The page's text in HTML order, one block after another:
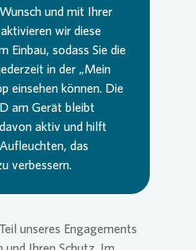
und mit Ihrer
wir diese
Einbau, sodass Sie die
in der „Mein
einsehen können. Die
am Gerät bleibt
aktiv und hilft
das
verbessern.
unseres Engagements